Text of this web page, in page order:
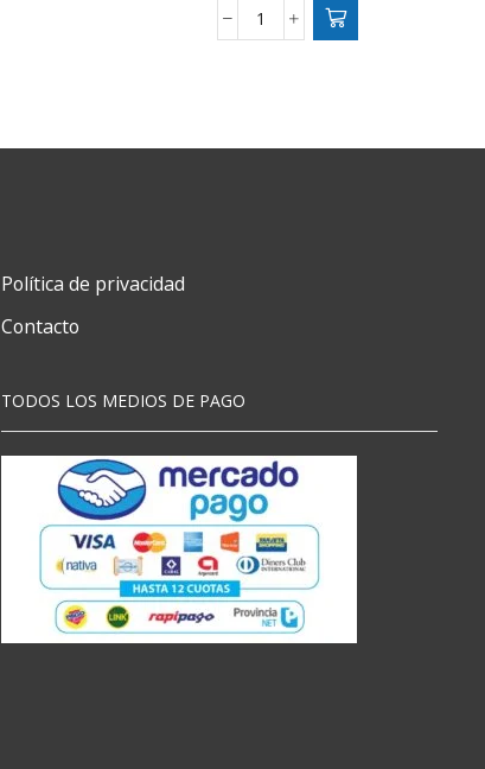
BROCHE
cantidad
Política de privacidad
Contacto
TODOS LOS MEDIOS DE PAGO